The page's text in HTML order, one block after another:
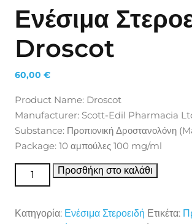
Ενέσιμα
Droscot
60,00 €
Product Name: Droscot
Manufacturer: Scott-Edil Pharmacia
Substance: Προπιονική Δροστανολόνη
Package: 10 αμπούλες 100 mg/ml
Ενέσιμα Στεροειδή Droscot ποσότητα
Προσθήκη στο καλάθι
Κατηγορία: Ενέσιμα Στεροειδή Ετικέτα: